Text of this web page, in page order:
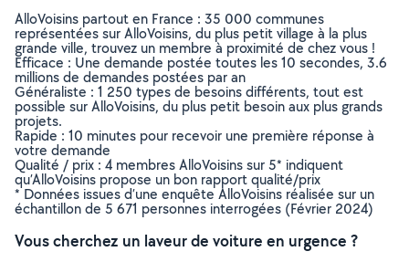
AlloVoisins partout en France : 35 000 communes
représentées sur AlloVoisins, du plus petit village à la plus
grande ville, trouvez un membre à proximité de chez vous !
Efficace : Une demande postée toutes les 10 secondes, 3.6
millions de demandes postées par an
Généraliste : 1 250 types de besoins différents, tout est
possible sur AlloVoisins, du plus petit besoin aux plus grands
projets.
Rapide : 10 minutes pour recevoir une première réponse à
votre demande
Qualité / prix : 4 membres AlloVoisins sur 5* indiquent
qu’AlloVoisins propose un bon rapport qualité/prix
* Données issues d’une enquête AlloVoisins réalisée sur un
échantillon de 5 671 personnes interrogées (Février 2024)
Vous cherchez un laveur de voiture en urgence ?